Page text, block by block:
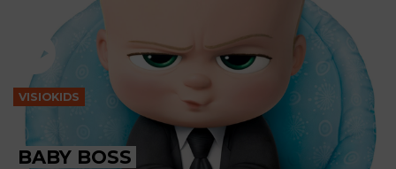
VISIOKIDS
BABY BOSS